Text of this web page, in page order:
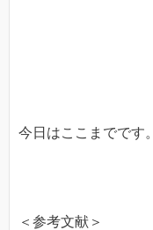
今日はここまでです。
＜参考文献＞